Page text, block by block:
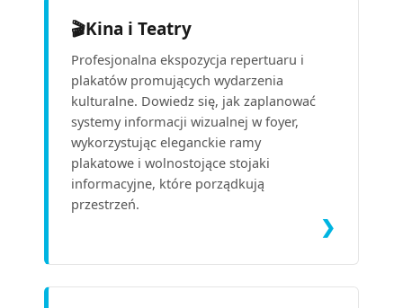
🎬Kina i Teatry
Profesjonalna ekspozycja repertuaru i
plakatów promujących wydarzenia
kulturalne. Dowiedz się, jak zaplanować
systemy informacji wizualnej w foyer,
wykorzystując eleganckie ramy
plakatowe i wolnostojące stojaki
informacyjne, które porządkują
przestrzeń.
❯